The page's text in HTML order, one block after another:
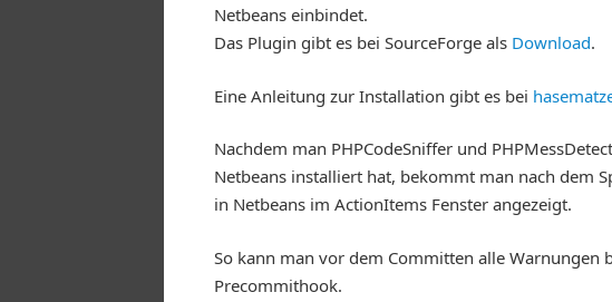
Netbeans einbindet.
Das Plugin gibt es bei SourceForge als Download.
Eine Anleitung zur Installation gibt es bei
Nachdem man PHPCodeSniffer und
Netbeans installiert hat, bekommt man nach dem
in Netbeans im ActionItems Fenster angezeigt.
So kann man vor dem Committen alle Warnungen
Precommithook.